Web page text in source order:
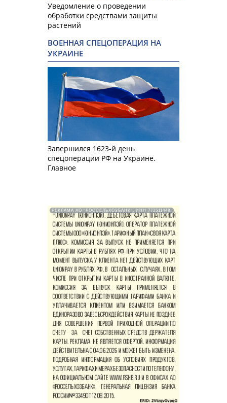
Уведомление о проведении
обработки средствами защиты
растений
ВОЕННАЯ СПЕЦОПЕРАЦИЯ НА
УКРАИНЕ
Завершился 1623-й день
спецоперации РФ на Украине.
Главное
РЕКЛАМА АО "РОССЕЛЬХОЗБАНК". ИНН 772511448.